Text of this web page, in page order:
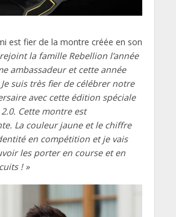
est fier de la montre créée en son
rejoint la famille Rebellion l’année
ambassadeur et cette année
suis très fier de célébrer notre
avec cette édition spéciale
Cette montre est
La couleur jaune et le chiffre
en compétition et je vais
les porter en course et en
! »